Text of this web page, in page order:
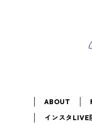
ABOUT
インスタLIVE